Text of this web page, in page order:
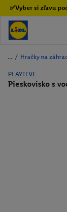
✅Vyber si zľavu
/ Hračky na
PLAYTIVE
Pieskovisko s